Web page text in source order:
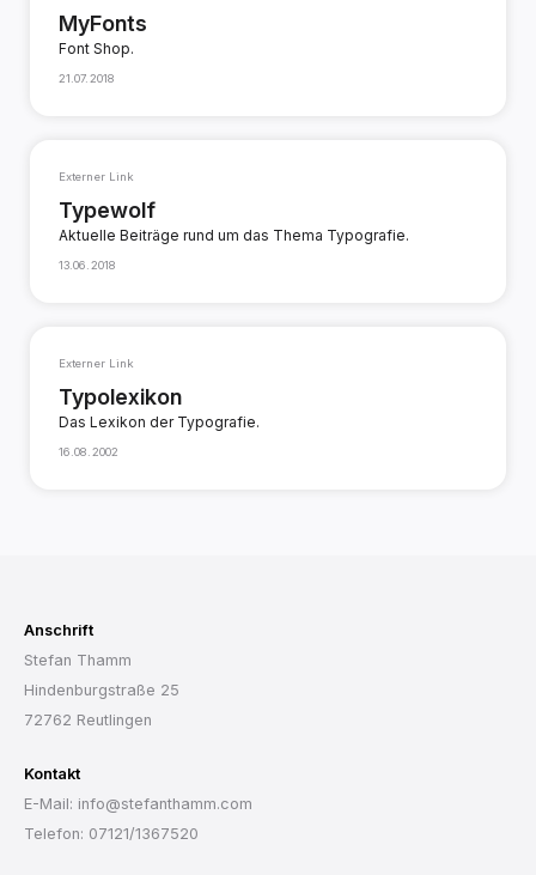
MyFonts
Font Shop.
21.07.2018
Externer Link
Typewolf
Aktuelle Beiträge rund um das Thema Typografie.
13.06.2018
Externer Link
Typolexikon
Das Lexikon der Typografie.
16.08.2002
Anschrift
Stefan Thamm
Hindenburgstraße 25
72762 Reutlingen
Kontakt
E-Mail: info@stefanthamm.com
Telefon: 07121/1367520